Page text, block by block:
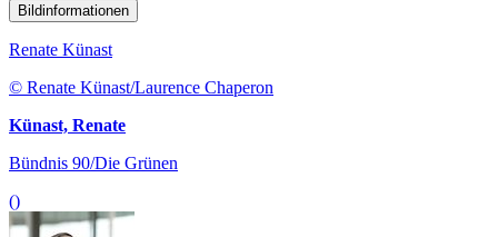
Bildinformationen
Renate Künast
© Renate Künast/Laurence Chaperon
Künast, Renate
Bündnis 90/Die Grünen
()